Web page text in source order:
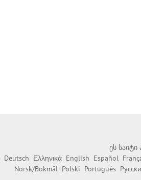
ეს საიტი
Deutsch Ελληνικά English Español
Norsk/Bokmål Polski Português